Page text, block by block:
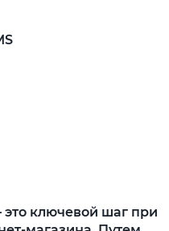
ключевой шаг при